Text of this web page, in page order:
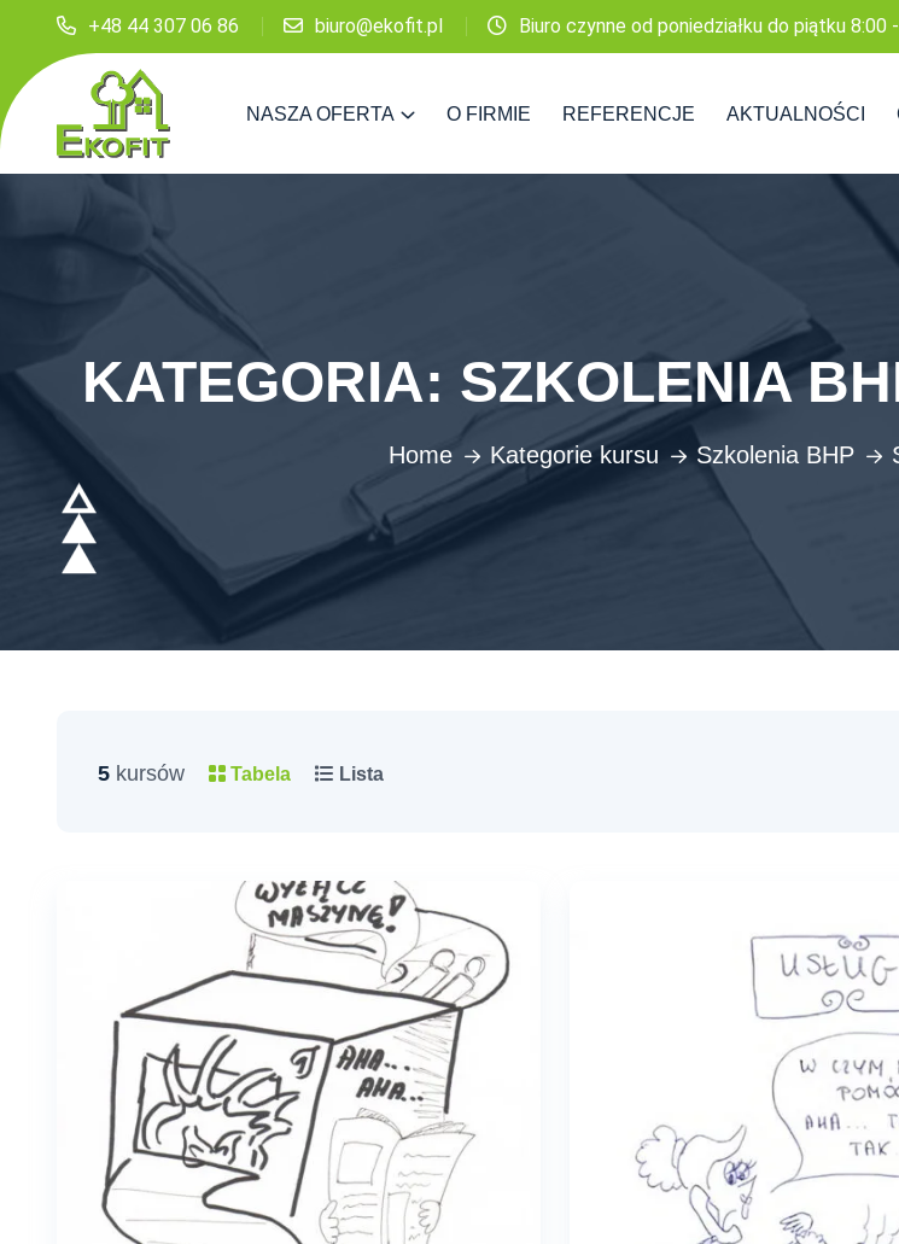
+48 44 307 06 86 biuro@ekofit.pl Biuro czynne od poniedziałku do piątku 8:00
NASZA OFERTA O FIRMIE REFERENCJE AKTUALNOŚCI
KATEGORIA: SZKOLENIA
Home Kategorie kursu Szkolenia BHP
5 kursów Tabela Lista